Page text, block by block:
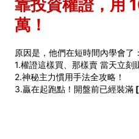
靠投資權證，用
萬！
原因是，他們在短時間內學會了：
1.權證這樣買、那樣賣 當天立刻
2.神秘主力慣用手法全攻略！
3.贏在起跑點！開盤前已經裝滿